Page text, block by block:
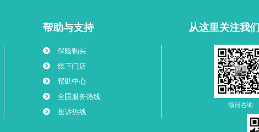
帮助与支持
保险购买
线下门店
帮助中心
全国服务热线
投诉热线
从这里关注我们
项目咨询